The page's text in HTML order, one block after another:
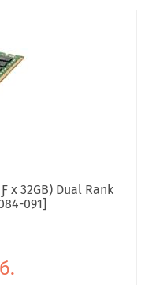
x 32GB) Dual Rank
091]